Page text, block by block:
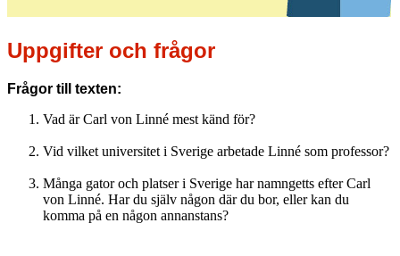
Uppgifter och frågor
Frågor till texten:
Vad är Carl von Linné mest känd för?
Vid vilket universitet i Sverige arbetade Linné som professor?
Många gator och platser i Sverige har namngetts efter Carl
von Linné. Har du själv någon där du bor, eller kan du
komma på en någon annanstans?